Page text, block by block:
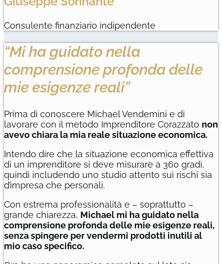
Consulente finanziario indipendente
“Mi ha guidato nella
comprensione profonda delle
mie esigenze reali”
Prima di conoscere Michael Vendemini e di
lavorare con il metodo Imprenditore Corazzato non
avevo chiara la mia reale situazione economica.
Intendo dire che la situazione economica effettiva
di un imprenditore si deve misurare a 360 gradi,
quindi includendo uno studio attento sui rischi sia
d’impresa che personali.
Con estrema professionalità e – soprattutto –
grande chiarezza, Michael mi ha guidato nella
comprensione profonda delle mie esigenze reali,
senza spingere per vendermi prodotti inutili al
mio caso specifico.